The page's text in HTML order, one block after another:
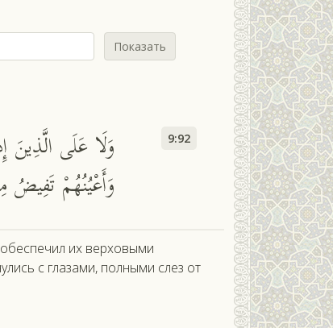
Показать
وَلَا عَلَى الَّذِينَ
وَأَعْيُنُهُمْ تَفِيضُ
9:92
их верховыми
с глазами, полными слез от